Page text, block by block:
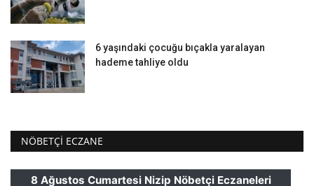
6 yaşındaki çocuğu bıçakla yaralayan
hademe tahliye oldu
NÖBETÇI ECZANE